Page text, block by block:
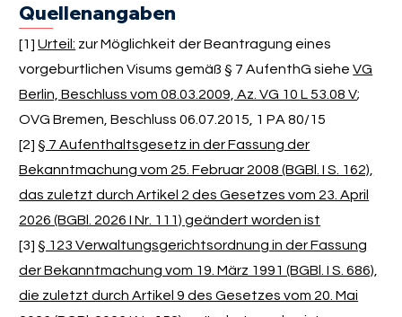
Quellenangaben
[1]Urteil: zur Möglichkeit der Beantragung eines
vorgeburtlichen Visums gemäß § 7 AufenthG sieheVG
Berlin, Beschluss vom 08.03.2009, Az. VG 10 L 53.08 V;
OVG Bremen, Beschluss 06.07.2015, 1 PA 80/15
[2]§ 7 Aufenthaltsgesetz in der Fassung der
Bekanntmachung vom 25. Februar 2008 (BGBl. I S. 162),
das zuletzt durch Artikel 2 des Gesetzes vom 23. April
2026 (BGBl. 2026 I Nr. 111) geändert worden ist
[3]§ 123 Verwaltungsgerichtsordnung in der Fassung
der Bekanntmachung vom 19. März 1991 (BGBl. I S. 686),
die zuletzt durch Artikel 9 des Gesetzes vom 20. Mai